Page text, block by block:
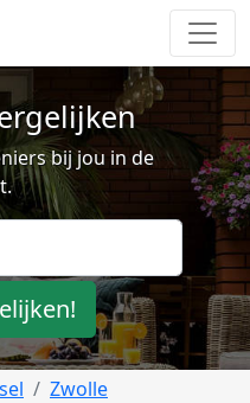
bij jou in de
Zwolle